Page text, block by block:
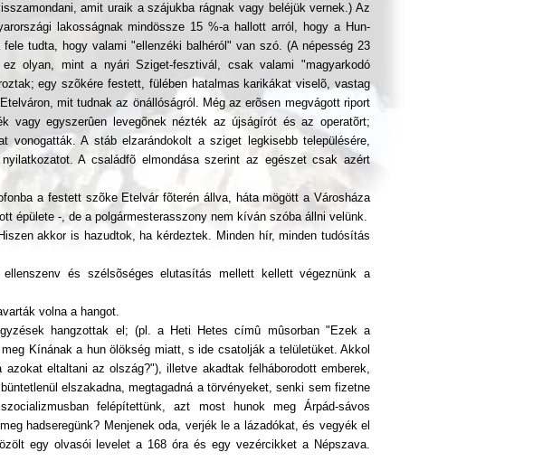
amit uraik a szájukba rágnak vagy beléjük vernek.) Az
lakosságnak mindössze 15 %-a hallott arról, hogy a Hun-
tudta, hogy valami "ellenzéki balhéról" van szó. (A népesség 23
olyan, mint a nyári Sziget-fesztivál, csak valami "magyarkodó
egy szõkére festett, fülében hatalmas karikákat viselõ, vastag
mit tudnak az önállóságról. Még az erõsen megvágott riport
vagy egyszerûen levegõnek nézték az újságírót és az operatõrt;
A stáb elzarándokolt a sziget legkisebb településére,
A családfõ elmondása szerint az egészet csak azért
a festett szõke Etelvár fõterén állva, háta mögött a Városháza
épülete -, de a polgármesterasszony nem kíván szóba állni velünk.
akkor is hazudtok, ha kérdeztek. Minden hír, minden tudósítás
és szélsõséges elutasítás mellett kellett végeznünk a
volna a hangot.
hangzottak el; (pl. a Heti Hetes címû mûsorban "Ezek a
Kínának a hun ölökség miatt, s ide csatolják a telületüket. Akkol
eltaltani az olszág?"), illetve akadtak felháborodott emberek,
elszakadna, megtagadná a törvényeket, senki sem fizetne
felépítettünk, azt most hunok meg Árpád-sávos
hadseregünk? Menjenek oda, verjék le a lázadókat, és vegyék el
egy olvasói levelet a 168 óra és egy vezércikket a Népszava.